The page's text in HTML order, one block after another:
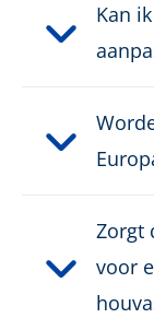
Kan
Zorgt
voor